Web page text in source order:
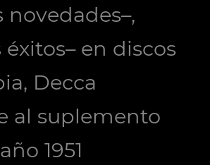
novedades–,
en discos
Decca
al suplemento
1951